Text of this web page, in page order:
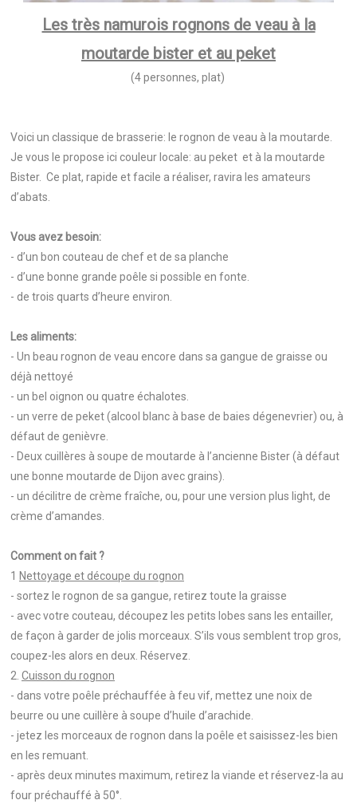
Les très namurois rognons de veau à la
moutarde bister et au peket
(4 personnes, plat)
Voici un classique de brasserie: le rognon de veau à la moutarde.
Je vous le propose ici couleur locale: au peket et à la moutarde
Bister. Ce plat, rapide et facile a réaliser, ravira les amateurs
d’abats.
Vous avez besoin:
- d’un bon couteau de chef et de sa planche
- d’une bonne grande poêle si possible en fonte.
- de trois quarts d’heure environ.
Les aliments:
- Un beau rognon de veau encore dans sa gangue de graisse ou
déjà nettoyé
- un bel oignon ou quatre échalotes.
- un verre de peket (alcool blanc à base de baies dégenevrier) ou, à
défaut de genièvre.
- Deux cuillères à soupe de moutarde à l’ancienne Bister (à défaut
une bonne moutarde de Dijon avec grains).
- un décilitre de crème fraîche, ou, pour une version plus light, de
crème d’amandes.
Comment on fait ?
1 Nettoyage et découpe du rognon
- sortez le rognon de sa gangue, retirez toute la graisse
- avec votre couteau, découpez les petits lobes sans les entailler,
de façon à garder de jolis morceaux. S’ils vous semblent trop gros,
coupez-les alors en deux. Réservez.
2. Cuisson du rognon
- dans votre poêle préchauffée à feu vif, mettez une noix de
beurre ou une cuillère à soupe d’huile d’arachide.
- jetez les morceaux de rognon dans la poêle et saisissez-les bien
en les remuant.
- après deux minutes maximum, retirez la viande et réservez-la au
four préchauffé à 50°.